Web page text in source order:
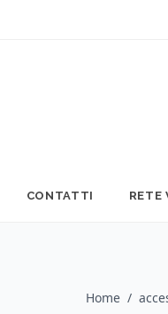
CONTATTI RETE
Home /